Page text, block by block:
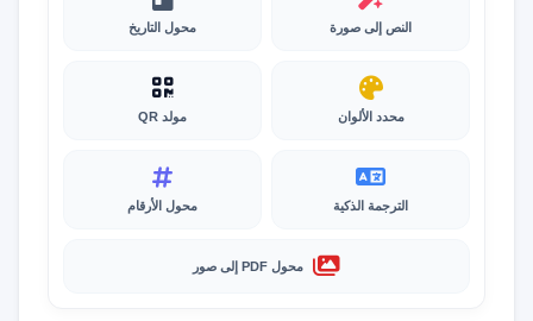
النص إلى صورة محول التاريخ
محدد الألوان مولد QR
الترجمة الذكية محول الأرقام
محول PDF إلى صور